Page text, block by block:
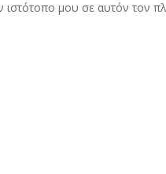
μου σε αυτόν τον